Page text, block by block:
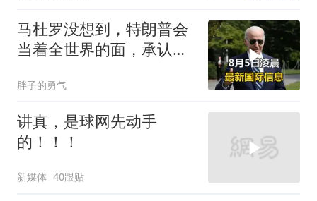
马杜罗没想到，特朗普会
当着全世界的面，承认一
胖子的勇气
讲真，是球网先动手
的！！！
新媒体 40跟贴